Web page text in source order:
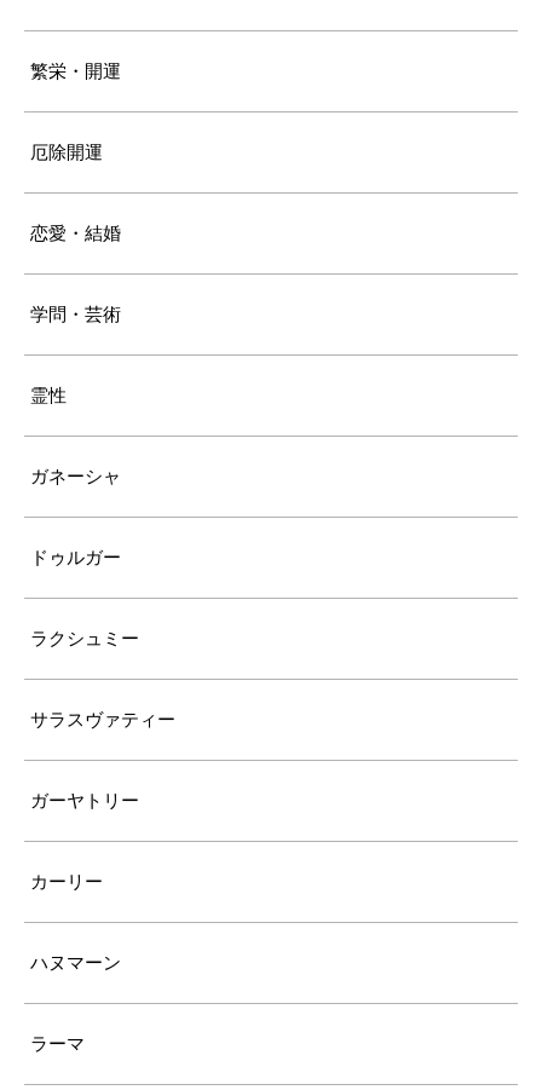
繁栄・開運
厄除開運
恋愛・結婚
学問・芸術
霊性
ガネーシャ
ドゥルガー
ラクシュミー
サラスヴァティー
ガーヤトリー
カーリー
ハヌマーン
ラーマ